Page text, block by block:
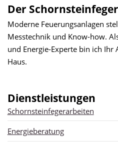
Der Schornsteinfeger
Moderne Feuerungsanlagen
Messtechnik und Know-how.
und Energie-Experte bin ich
Haus.
Dienstleistungen
Schornsteinfegerarbeiten
Energieberatung